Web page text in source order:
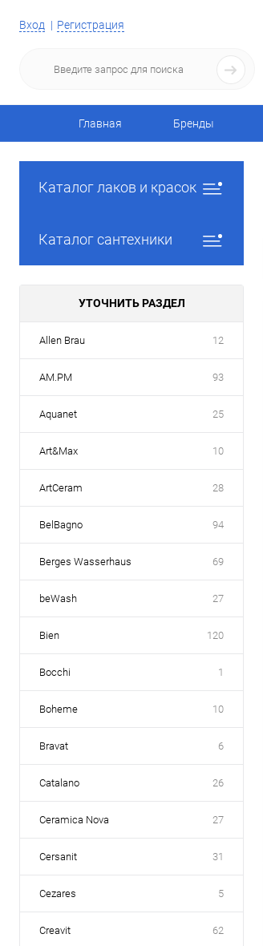
Вход Регистрация
Главная Бренды
Каталог лаков и красок
Каталог сантехники
УТОЧНИТЬ РАЗДЕЛ
Allen Brau 12
AM.PM 93
Aquanet 25
Art&Max 10
ArtCeram 28
BelBagno 94
Berges Wasserhaus 69
beWash 27
Bien 120
Bocchi 1
Boheme 10
Bravat 6
Catalano 26
Ceramica Nova 27
Cersanit 31
Cezares 5
Creavit 62